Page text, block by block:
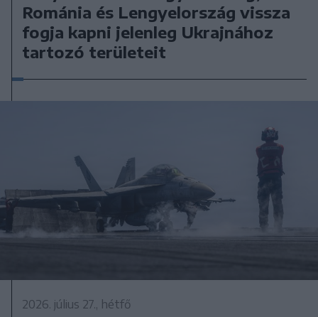
Románia és Lengyelország vissza
fogja kapni jelenleg Ukrajnához
tartozó területeit
2026. július 27., hétfő